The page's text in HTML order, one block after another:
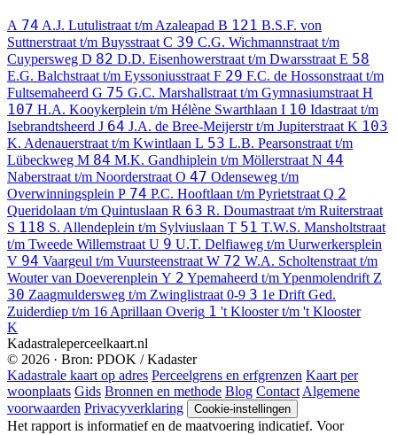
A 74 A.J. Lutulistraat t/m Azaleapad B 121 B.S.F. von
Suttnerstraat t/m Buysstraat C 39 C.G. Wichmannstraat t/m
Cuypersweg D 82 D.D. Eisenhowerstraat t/m Dwarsstraat E 58
E.G. Balchstraat t/m Eyssoniusstraat F 29 F.C. de Hossonstraat t/m
Fultsemaheerd G 75 G.C. Marshallstraat t/m Gymnasiumstraat H
107 H.A. Kooykerplein t/m Hélène Swarthlaan I 10 Idastraat t/m
Isebrandtsheerd J 64 J.A. de Bree-Meijerstr t/m Jupiterstraat K 103
K. Adenauerstraat t/m Kwintlaan L 53 L.B. Pearsonstraat t/m
Lübeckweg M 84 M.K. Gandhiplein t/m Möllerstraat N 44
Naberstraat t/m Noorderstraat O 47 Odenseweg t/m
Overwinningsplein P 74 P.C. Hooftlaan t/m Pyrietstraat Q 2
Queridolaan t/m Quintuslaan R 63 R. Doumastraat t/m Ruiterstraat
S 118 S. Allendeplein t/m Sylviuslaan T 51 T.W.S. Mansholtstraat
t/m Tweede Willemstraat U 9 U.T. Delfiaweg t/m Uurwerkersplein
V 94 Vaargeul t/m Vuursteenstraat W 72 W.A. Scholtenstraat t/m
Wouter van Doeverenplein Y 2 Ypemaheerd t/m Ypenmolendrift Z
30 Zaagmuldersweg t/m Zwinglistraat 0-9 3 1e Drift Ged.
Zuiderdiep t/m 16 Aprillaan Overig 1 't Klooster t/m 't Klooster
K
Kadastraleperceelkaart.nl
© 2026 · Bron: PDOK / Kadaster
Kadastrale kaart op adres Perceelgrens en erfgrenzen Kaart per
woonplaats Gids Bronnen en methode Blog Contact Algemene
voorwaarden Privacyverklaring Cookie-instellingen
Het rapport is informatief en de maatvoering indicatief. Voor